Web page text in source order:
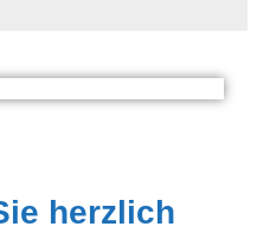
herzlich